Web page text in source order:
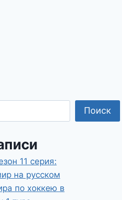
Поиск
11 серия:
на русском
по хоккею в